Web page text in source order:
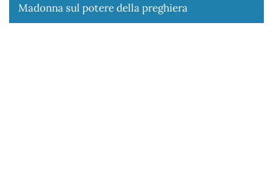
Madonna sul potere della preghiera